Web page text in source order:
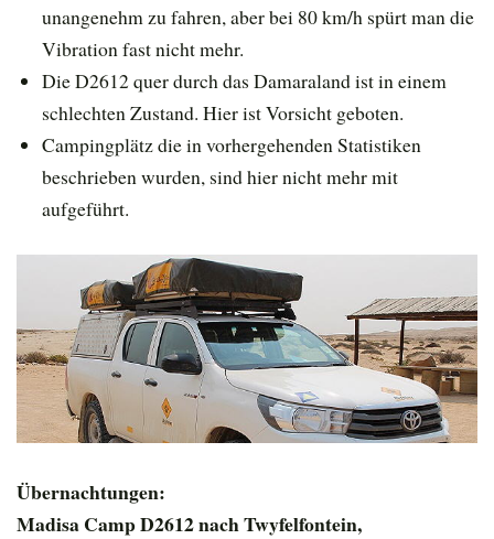
unangenehm zu fahren, aber bei 80 km/h spürt man die
Vibration fast nicht mehr.
Die D2612 quer durch das Damaraland ist in einem
schlechten Zustand. Hier ist Vorsicht geboten.
Campingplätz die in vorhergehenden Statistiken
beschrieben wurden, sind hier nicht mehr mit
aufgeführt.
Übernachtungen:
Madisa Camp D2612 nach Twyfelfontein,